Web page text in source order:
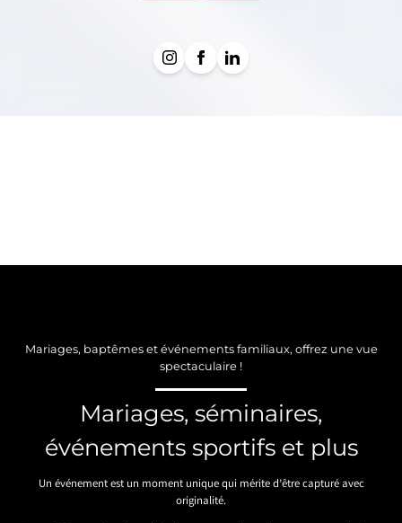
Mariages, baptêmes et événements familiaux, offrez une vue
spectaculaire !
Mariages, séminaires,
événements sportifs et plus
Un événement est un moment unique qui mérite d’être capturé avec
originalité.